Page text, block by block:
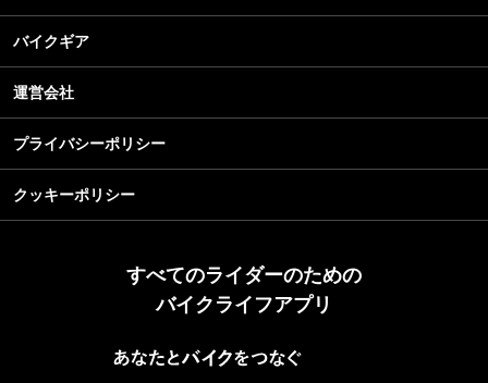
バイクギア
運営会社
プライバシーポリシー
クッキーポリシー
すべてのライダーのための
バイクライフアプリ